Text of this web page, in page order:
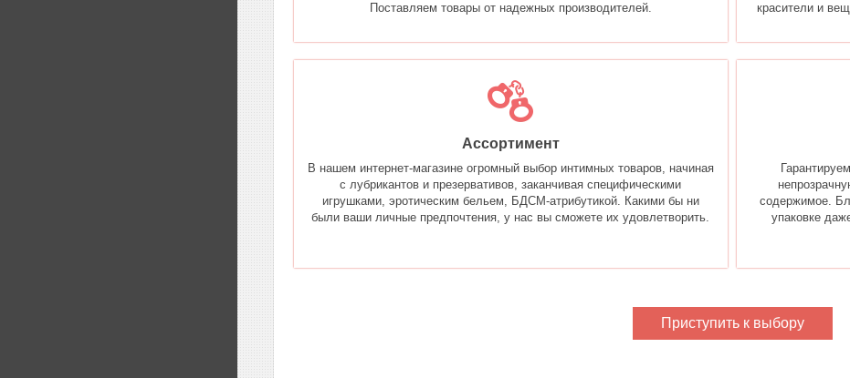
Поставляем товары от надежных производителей.
красители и
Ассортимент
В нашем интернет-магазине огромный выбор интимных товаров, начиная
с лубрикантов и презервативов, заканчивая специфическими
игрушками, эротическим бельем, БДСМ-атрибутикой. Какими бы ни
были ваши личные предпочтения, у нас вы сможете их удовлетворить.
содержимое.
упаковке
Приступить к выбору